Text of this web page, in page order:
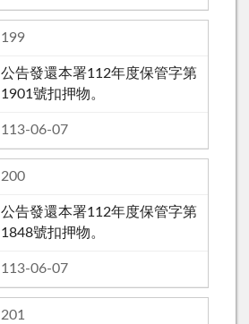
199
公告發還本署112年度保管字第
1901號扣押物。
113-06-07
200
公告發還本署112年度保管字第
1848號扣押物。
113-06-07
201